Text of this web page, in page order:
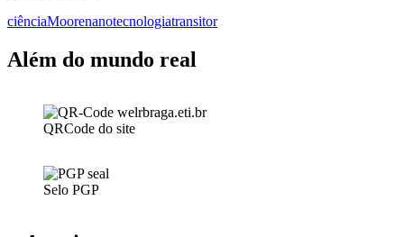
ciênciaMoorenanotecnologiatransitor
Além do mundo real
QRCode do site
Selo PGP